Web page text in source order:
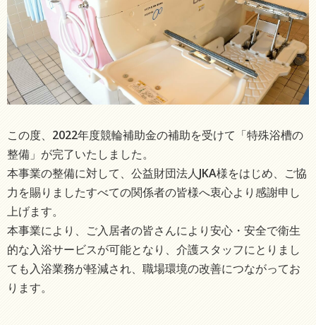
この度、2022年度競輪補助金の補助を受けて「特殊浴槽の
整備」が完了いたしました。
本事業の整備に対して、公益財団法人JKA様をはじめ、ご協
力を賜りましたすべての関係者の皆様へ衷心より感謝申し
上げます。
本事業により、ご入居者の皆さんにより安心・安全で衛生
的な入浴サービスが可能となり、介護スタッフにとりまし
ても入浴業務が軽減され、職場環境の改善につながってお
ります。